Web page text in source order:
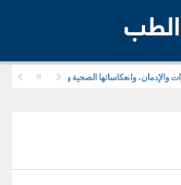
وانعكاساتها الصحية والنفسية والاجتماعية